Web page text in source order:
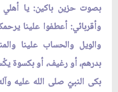
بصوت حزين باكين: يا أهلي
وأقربائي: أعطفوا علينا
والويل والحساب علينا
بدرهم، أو رغيف، أو بكسوة
بكى النبيّ صلى الله عليه